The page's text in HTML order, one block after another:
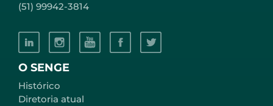
O SENGE
Histórico
Diretoria atual
(51) 99942-3814